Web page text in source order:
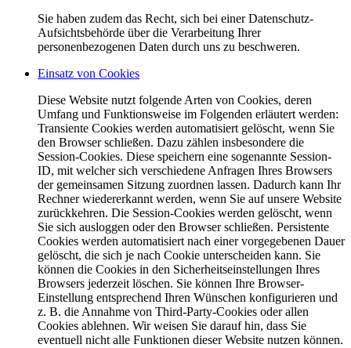
Sie haben zudem das Recht, sich bei einer Datenschutz-
Aufsichtsbehörde über die Verarbeitung Ihrer
personenbezogenen Daten durch uns zu beschweren.
Einsatz von Cookies
Diese Website nutzt folgende Arten von Cookies, deren
Umfang und Funktionsweise im Folgenden erläutert werden:
Transiente Cookies werden automatisiert gelöscht, wenn Sie
den Browser schließen. Dazu zählen insbesondere die
Session-Cookies. Diese speichern eine sogenannte Session-
ID, mit welcher sich verschiedene Anfragen Ihres Browsers
der gemeinsamen Sitzung zuordnen lassen. Dadurch kann Ihr
Rechner wiedererkannt werden, wenn Sie auf unsere Website
zurückkehren. Die Session-Cookies werden gelöscht, wenn
Sie sich ausloggen oder den Browser schließen. Persistente
Cookies werden automatisiert nach einer vorgegebenen Dauer
gelöscht, die sich je nach Cookie unterscheiden kann. Sie
können die Cookies in den Sicherheitseinstellungen Ihres
Browsers jederzeit löschen. Sie können Ihre Browser-
Einstellung entsprechend Ihren Wünschen konfigurieren und
z. B. die Annahme von Third-Party-Cookies oder allen
Cookies ablehnen. Wir weisen Sie darauf hin, dass Sie
eventuell nicht alle Funktionen dieser Website nutzen können.